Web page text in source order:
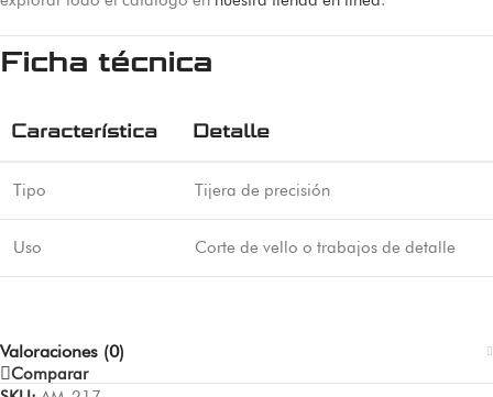
Ficha técnica
Característica Detalle
Tipo Tijera de precisión
Uso Corte de vello o trabajos de detalle
Valoraciones (0)
Comparar